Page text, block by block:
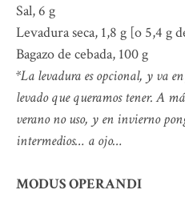
Sal, 6 g
Levadura seca, 1,8 g [o 5,4 g
Bagazo de cebada, 100 g
*La levadura es opcional, y va
levado que queramos tener. A
verano no uso, y en invierno
intermedios… a ojo…
MODUS OPERANDI